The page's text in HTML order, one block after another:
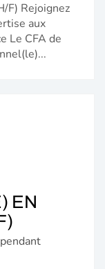
F) Rejoignez
aux
Le CFA de
EN
FENÊTRE)